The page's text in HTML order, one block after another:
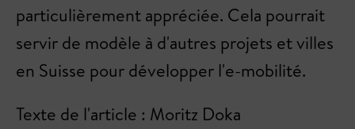
particulièrement appréciée. Cela pourrait
servir de modèle à d'autres projets et villes
en Suisse pour développer l'e-mobilité.
Texte de l'article : Moritz Doka